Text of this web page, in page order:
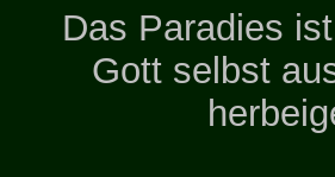
Das Paradies
Gott selbst